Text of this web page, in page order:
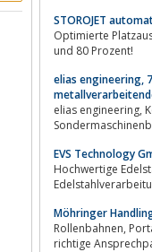
STOROJET
Optimierte
und 80 Prozent!
elias engineering,
elias engineering, Königsfeld-Erdmannsweiler - Konstruktions- und Beratungsbüro für metallverarbeitende Betriebe;
EVS Technology
Hochwertige
Möhringer
Rollenbahnen, Portalroboter, Fördertechnik und Automatisierung im Schwerlastbereich - Möhringer Handlingsystems ist der
richtige